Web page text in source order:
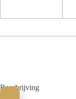
Beschrijving